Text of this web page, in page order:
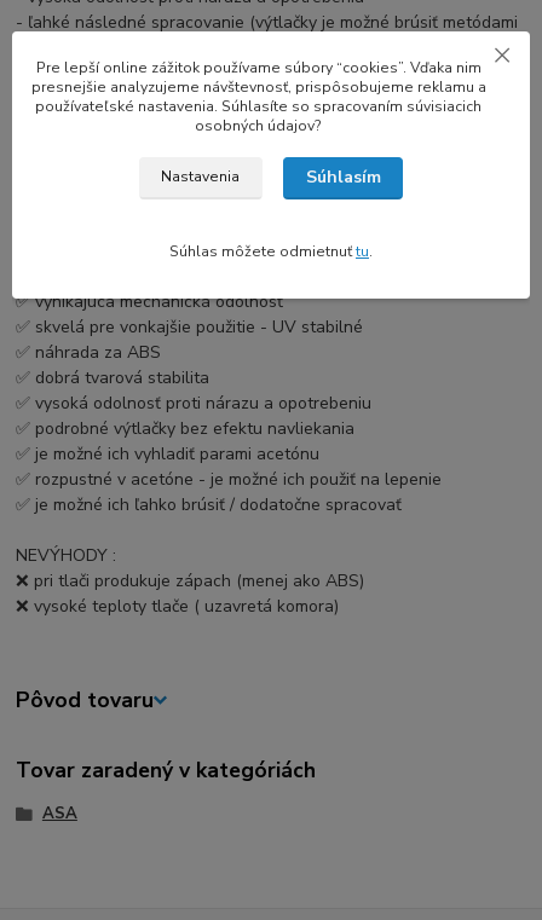
- ľahké následné spracovanie (výtlačky je možné brúsiť metódami
parami a zlepte ich spolu s acetónom)
- ideálne pre prototypy, vonkajšie použitie, ako aj pre
automobilový a strojársky priemysel
NASTAVENIE TLAČE
Tryska: 240 - 260 ° C
✅ vynikajúca mechanická odolnosť
✅ skvelá pre vonkajšie použitie - UV stabilné
✅ náhrada za ABS
✅ dobrá tvarová stabilita
✅ vysoká odolnosť proti nárazu a opotrebeniu
✅ podrobné výtlačky bez efektu navliekania
✅ je možné ich vyhladiť parami acetónu
✅ rozpustné v acetóne - je možné ich použiť na lepenie
✅ je možné ich ľahko brúsiť / dodatočne spracovať
NEVÝHODY :
❌ pri tlači produkuje zápach (menej ako ABS)
❌ vysoké teploty tlače ( uzavretá komora)
Pôvod tovaru
Tovar zaradený v kategóriách
ASA
Pre lepší online zážitok používame súbory “cookies”. Vďaka nim
presnejšie analyzujeme návštevnosť, prispôsobujeme reklamu a
používateľské nastavenia. Súhlasíte so spracovaním súvisiacich
osobných údajov?
Nastavenia Súhlasím
Súhlas môžete odmietnuťtu.